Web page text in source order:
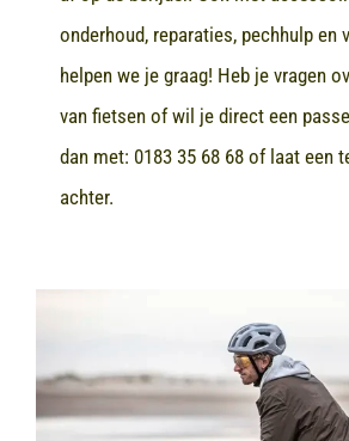
onderhoud, reparaties, pechhulp en
helpen we je graag! Heb je vragen
van fietsen of wil je direct een
dan met: 0183 35 68 68of laat een
achter.